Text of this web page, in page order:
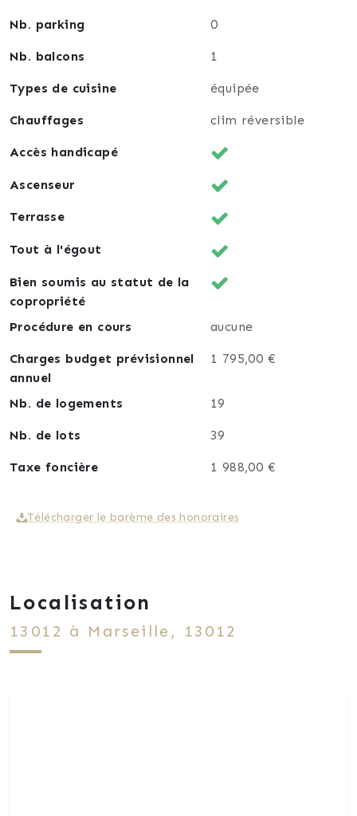
Nb. parking 0
Nb. balcons 1
Types de cuisine équipée
Chauffages clim réversible
Accès handicapé
Ascenseur
Terrasse
Tout à l'égout
Bien soumis au statut de la
copropriété
Procédure en cours
aucune
Charges budget prévisionnel
annuel
1 795,00 €
Nb. de logements 19
Nb. de lots 39
Taxe foncière 1 988,00 €
Télécharger le barème des honoraires
Localisation
13012 à Marseille, 13012